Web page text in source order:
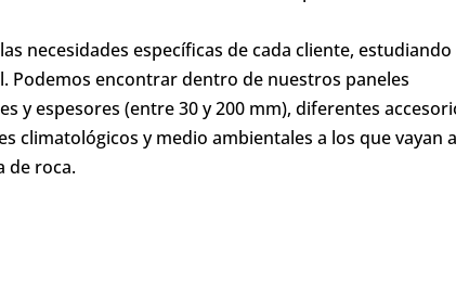
necesidades específicas de cada cliente, estudiando
Podemos encontrar dentro de nuestros paneles
y espesores (entre 30 y 200 mm), diferentes
climatológicos y medio ambientales a los que vayan a
de roca.